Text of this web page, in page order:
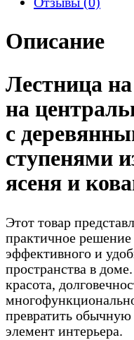
Описание
Лестница
на
с
ступенями
ясеня и
Этот товар
практичное
эффективного и
пространства в
красота,
превратить
элемент интерьера.